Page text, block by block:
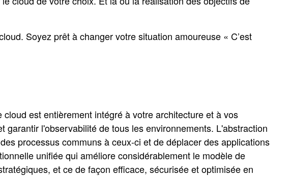
Soyez prêt à changer votre situation amoureuse « C’est
est entièrement intégré à votre architecture et à vos
garantir l'observabilité de tous les environnements. L'abstraction
processus communs à ceux-ci et de déplacer des applications
unifiée qui améliore considérablement le modèle de
et ce de façon efficace, sécurisée et optimisée en